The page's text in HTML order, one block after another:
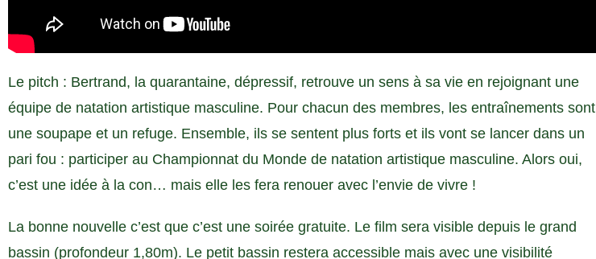
Le pitch : Bertrand, la quarantaine, dépressif, retrouve un sens à sa vie en rejoignant une
équipe de natation artistique masculine. Pour chacun des membres, les entraînements sont
une soupape et un refuge. Ensemble, ils se sentent plus forts et ils vont se lancer dans un
pari fou : participer au Championnat du Monde de natation artistique masculine. Alors oui,
c’est une idée à la con… mais elle les fera renouer avec l’envie de vivre !
La bonne nouvelle c’est que c’est une soirée gratuite. Le film sera visible depuis le grand
bassin (profondeur 1,80m). Le petit bassin restera accessible mais avec une visibilité